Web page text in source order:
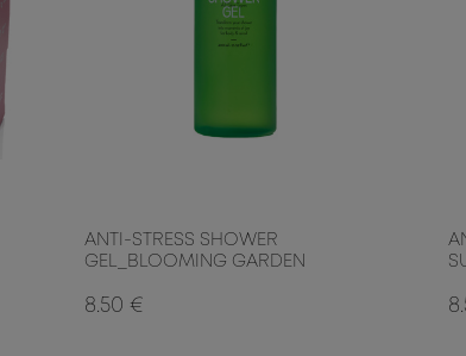
ANTI-STRESS SHOWER
GEL_BLOOMING GARDEN
8.50 €